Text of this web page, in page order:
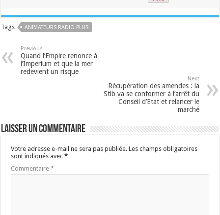
Tags ANIMATEURS RADIO PLUS
Previous
Quand l’Empire renonce à
l’Imperium et que la mer
redevient un risque
Next
Récupération des amendes : la
Stib va se conformer à l’arrêt du
Conseil d’Etat et relancer le
marché
Laisser un commentaire
Votre adresse e-mail ne sera pas publiée. Les champs obligatoires
sont indiqués avec*
Commentaire*